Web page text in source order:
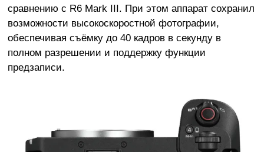
сравнению с R6 Mark III. При этом аппарат сохранил
возможности высокоскоростной фотографии,
обеспечивая съёмку до 40 кадров в секунду в
полном разрешении и поддержку функции
предзаписи.